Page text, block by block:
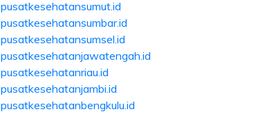
pusatkesehatansumut.id
pusatkesehatansumbar.id
pusatkesehatansumsel.id
pusatkesehatanjawatengah.id
pusatkesehatanriau.id
pusatkesehatanjambi.id
pusatkesehatanbengkulu.id